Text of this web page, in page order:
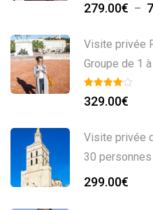
279.00€ –
Visite privée
Groupe de 1
329.00€
Visite privée
30 personnes
299.00€